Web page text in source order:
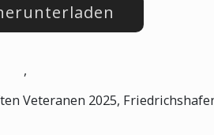
,
Veteranen 2025,